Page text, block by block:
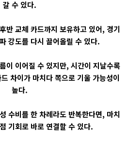
갈 수 있다.
반 교체 카드까지 보유하고 있어, 경기
강도를 다시 끌어올릴 수 있다.
이 이어질 수 있지만, 시간이 지날수록
차이가 마치다 쪽으로 기울 가능성이
높다.
수비를 한 차례라도 반복한다면, 마치
기회로 바로 연결할 수 있다.